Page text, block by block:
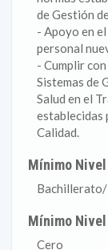
de Gestión
- Apoyo en
personal
- Cumplir
Sistemas de
Salud en el
establecidas
Calidad.
Mínimo
Mínimo
Cero